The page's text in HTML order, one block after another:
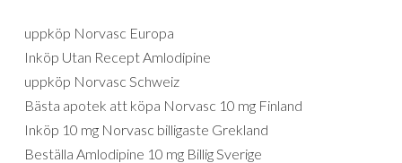
uppköp Norvasc Europa
Inköp Utan Recept Amlodipine
uppköp Norvasc Schweiz
Bästa apotek att köpa Norvasc 10 mg Finland
Inköp 10 mg Norvasc billigaste Grekland
Beställa Amlodipine 10 mg Billig Sverige